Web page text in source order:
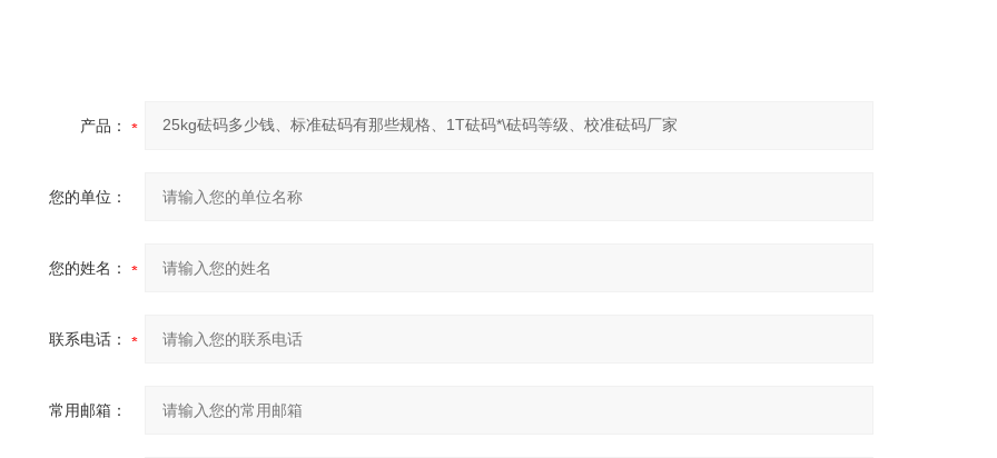
产品：
您的单位：
您的姓名：
联系电话：
常用邮箱：